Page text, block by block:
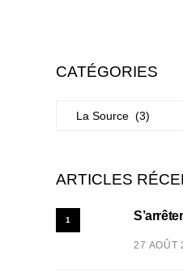
CATÉGORIES
ARTICLES
1
27 AOÛT